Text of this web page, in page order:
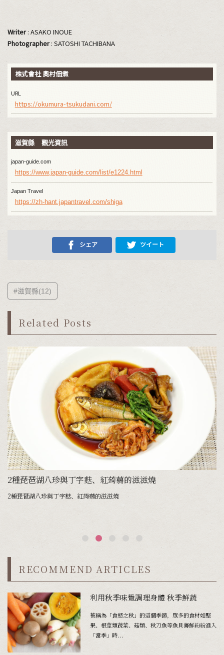
Writer: ASAKO INOUE
Photographer: SATOSHI TACHIBANA
株式會社 奧村佃煮
URL
https://okumura-tsukudani.com/
滋賀縣 觀光資訊
japan-guide.com
https://www.japan-guide.com/list/e1224.html
Japan Travel
https://zh-hant.japantravel.com/shiga
シェア ツイート
#滋賀縣(12)
Related Posts
2種琵琶湖八珍與丁字麩、紅蒟蒻的滋滋燒
2種琵琶湖八珍與丁字麩、紅蒟蒻的滋滋燒
RECOMMEND ARTICLES
利用秋季味覺調理身體 秋季鮮蔬
被稱為「食慾之秋」的這個季節，眾多的食材如堅
果、根莖類蔬菜、菇類、秋刀魚等魚貝海鮮紛紛進入
「當季」時...